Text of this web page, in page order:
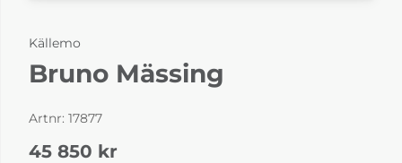
Källemo
Bruno Mässing
Artnr: 17877
45 850 kr